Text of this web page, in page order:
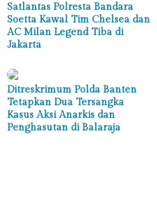
Satlantas Polresta Bandara
Soetta Kawal Tim Chelsea dan
AC Milan Legend Tiba di
Jakarta
Ditreskrimum Polda Banten
Tetapkan Dua Tersangka
Kasus Aksi Anarkis dan
Penghasutan di Balaraja